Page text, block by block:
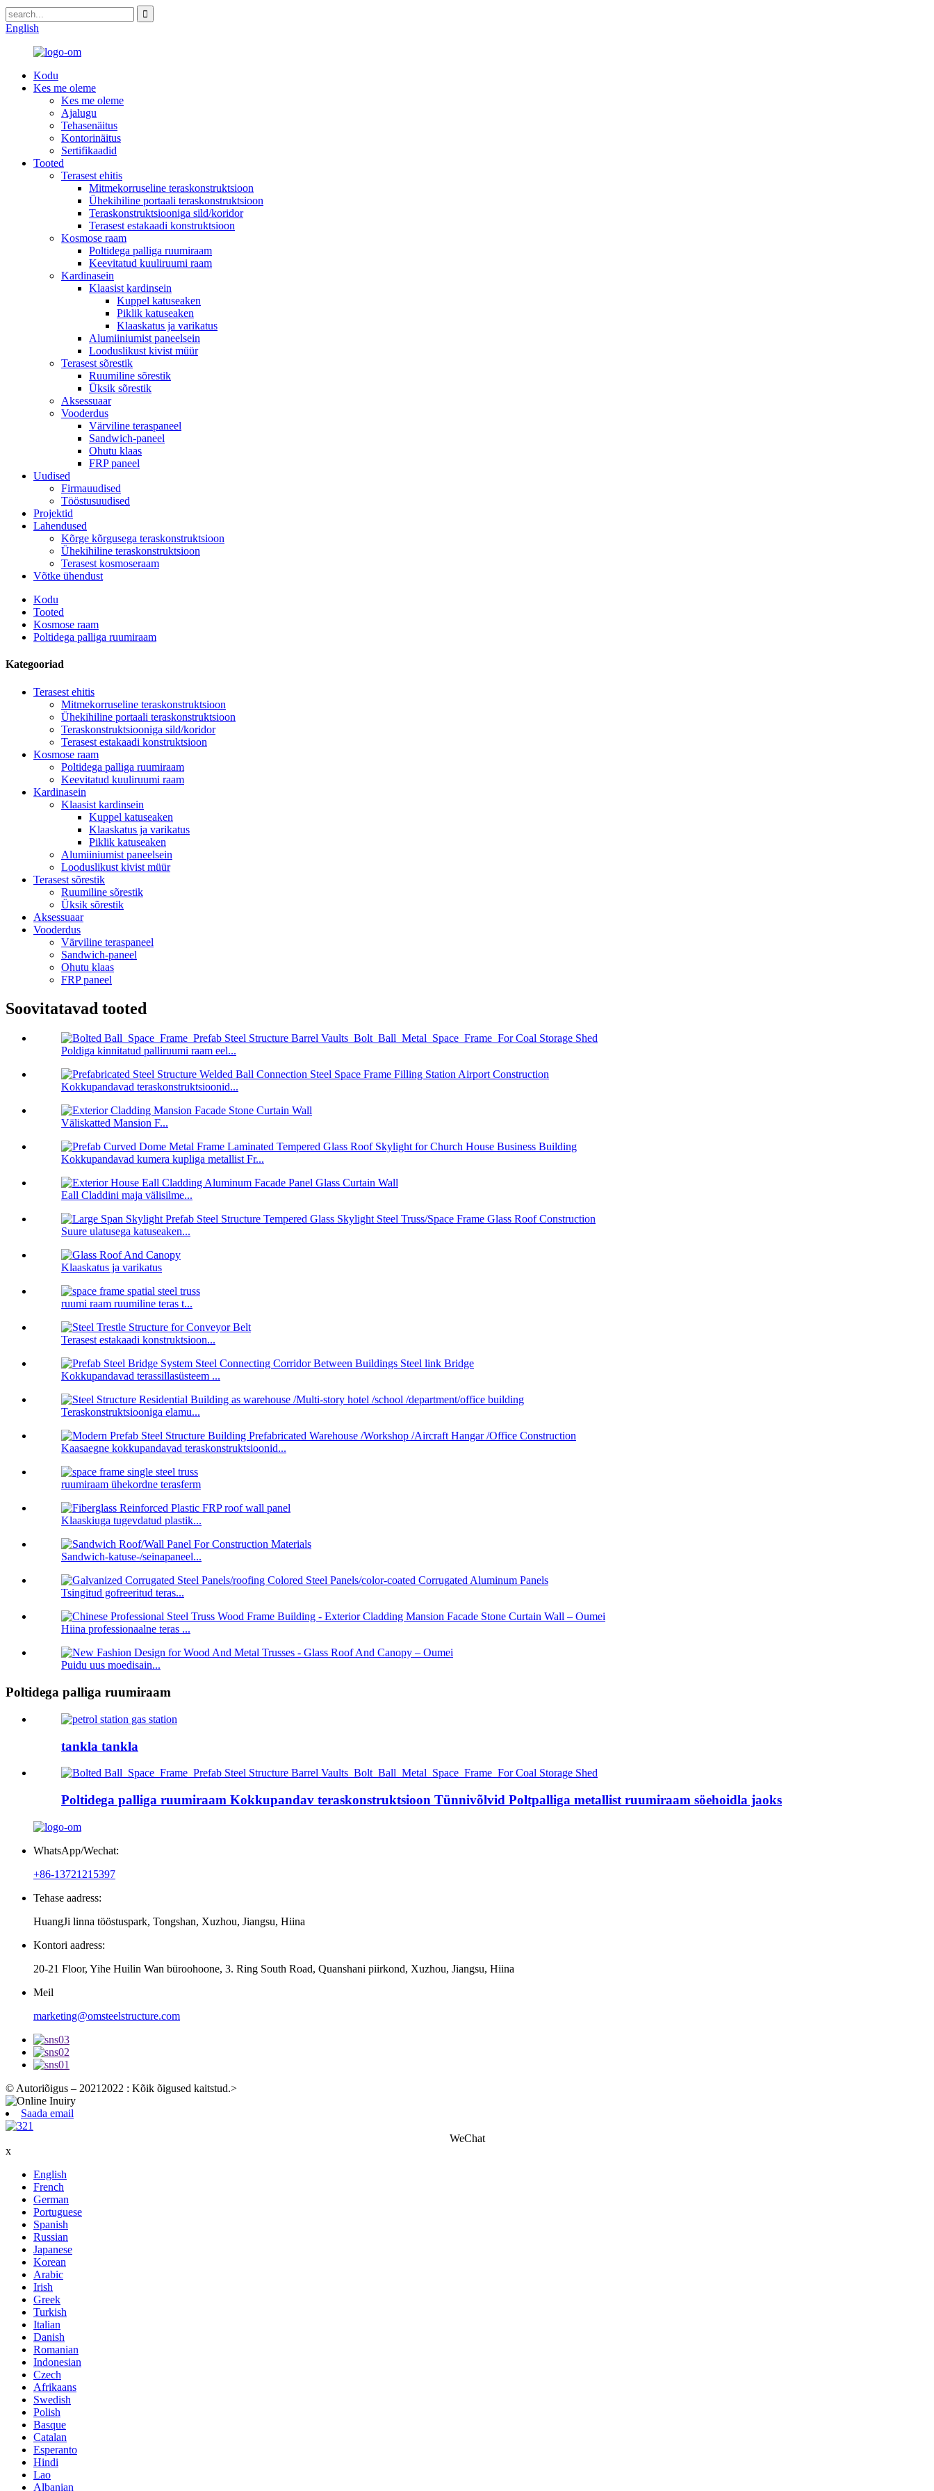
English
Kodu
Kes me oleme
Kes me oleme
Ajalugu
Tehasenäitus
Kontorinäitus
Sertifikaadid
Tooted
Terasest ehitis
Mitmekorruseline teraskonstruktsioon
Ühekihiline portaali teraskonstruktsioon
Teraskonstruktsiooniga sild/koridor
Terasest estakaadi konstruktsioon
Kosmose raam
Poltidega palliga ruumiraam
Keevitatud kuuliruumi raam
Kardinasein
Klaasist kardinsein
Kuppel katuseaken
Piklik katuseaken
Klaaskatus ja varikatus
Alumiiniumist paneelsein
Looduslikust kivist müür
Terasest sõrestik
Ruumiline sõrestik
Üksik sõrestik
Aksessuaar
Vooderdus
Värviline teraspaneel
Sandwich-paneel
Ohutu klaas
FRP paneel
Uudised
Firmauudised
Tööstusuudised
Projektid
Lahendused
Kõrge kõrgusega teraskonstruktsioon
Ühekihiline teraskonstruktsioon
Terasest kosmoseraam
Võtke ühendust
Kodu
Tooted
Kosmose raam
Poltidega palliga ruumiraam
Kategooriad
Terasest ehitis
Mitmekorruseline teraskonstruktsioon
Ühekihiline portaali teraskonstruktsioon
Teraskonstruktsiooniga sild/koridor
Terasest estakaadi konstruktsioon
Kosmose raam
Poltidega palliga ruumiraam
Keevitatud kuuliruumi raam
Kardinasein
Klaasist kardinsein
Kuppel katuseaken
Klaaskatus ja varikatus
Piklik katuseaken
Alumiiniumist paneelsein
Looduslikust kivist müür
Terasest sõrestik
Ruumiline sõrestik
Üksik sõrestik
Aksessuaar
Vooderdus
Värviline teraspaneel
Sandwich-paneel
Ohutu klaas
FRP paneel
Soovitatavad tooted
Poldiga kinnitatud palliruumi raam eel...
Kokkupandavad teraskonstruktsioonid...
Väliskatted Mansion F...
Kokkupandavad kumera kupliga metallist Fr...
Eall Claddini maja välisilme...
Suure ulatusega katuseaken...
Klaaskatus ja varikatus
ruumi raam ruumiline teras t...
Terasest estakaadi konstruktsioon...
Kokkupandavad terassillasüsteem ...
Teraskonstruktsiooniga elamu...
Kaasaegne kokkupandavad teraskonstruktsioonid...
ruumiraam ühekordne terasferm
Klaaskiuga tugevdatud plastik...
Sandwich-katuse-/seinapaneel...
Tsingitud gofreeritud teras...
Hiina professionaalne teras ...
Puidu uus moedisain...
Poltidega palliga ruumiraam
tankla tankla
Poltidega palliga ruumiraam Kokkupandav teraskonstruktsioon Tünnivõlvid Poltpalliga metallist ruumiraam söehoidla jaoks
WhatsApp/Wechat:
+86-13721215397
Tehase aadress:
HuangJi linna tööstuspark, Tongshan, Xuzhou, Jiangsu, Hiina
Kontori aadress:
20-21 Floor, Yihe Huilin Wan büroohoone, 3. Ring South Road, Quanshani piirkond, Xuzhou, Jiangsu, Hiina
Meil
marketing@omsteelstructure.com
© Autoriõigus – 20212022 : Kõik õigused kaitstud.>
Saada email
WeChat
x
English
French
German
Portuguese
Spanish
Russian
Japanese
Korean
Arabic
Irish
Greek
Turkish
Italian
Danish
Romanian
Indonesian
Czech
Afrikaans
Swedish
Polish
Basque
Catalan
Esperanto
Hindi
Lao
Albanian